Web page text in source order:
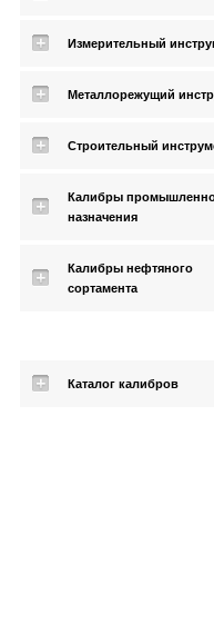
Измерительный
Металлорежущий
Строительный
Калибры
назначения
Калибры нефтяного
сортамента
Каталог калибров